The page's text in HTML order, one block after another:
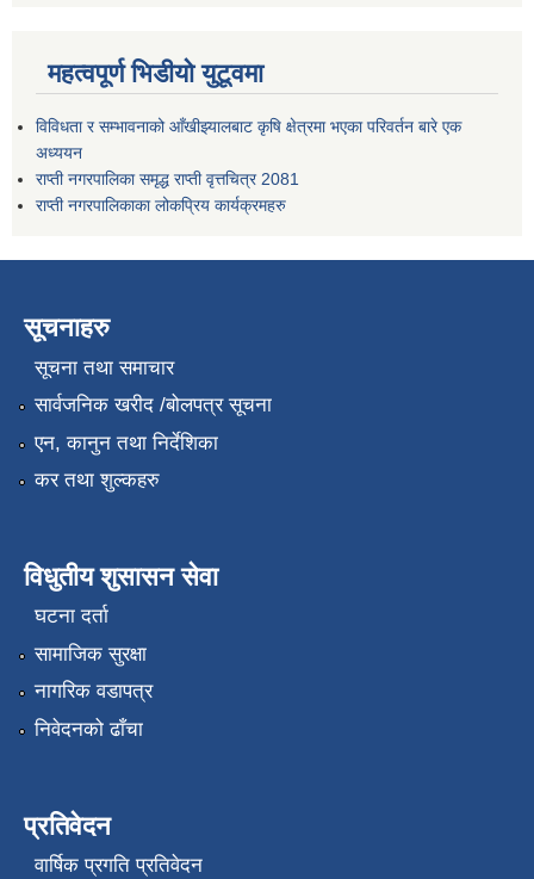
महत्वपूर्ण भिडीयो युटूवमा
विविधता र सम्भावनाको आँखीझ्यालबाट कृषि क्षेत्रमा भएका परिवर्तन बारे एक
अध्ययन
राप्ती नगरपालिका समृद्ध राप्ती वृत्तचित्र 2081
राप्ती नगरपालिकाका लोकप्रिय कार्यक्रमहरु
सूचनाहरु
सूचना तथा समाचार
सार्वजनिक खरीद /बोलपत्र सूचना
एन, कानुन तथा निर्देशिका
कर तथा शुल्कहरु
विधुतीय शुसासन सेवा
घटना दर्ता
सामाजिक सुरक्षा
नागरिक वडापत्र
निवेदनको ढाँचा
प्रतिवेदन
वार्षिक प्रगति प्रतिवेदन